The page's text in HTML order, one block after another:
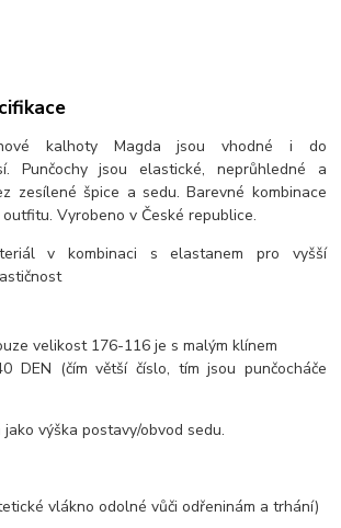
kalhoty Magda jsou vhodné i do
Punčochy jsou elastické, neprůhledné a
zesílené špice a sedu. Barevné kombinace
Vyrobeno v České republice.
v kombinaci s elastanem pro vyšší
velikost 176-116 je s malým klínem
DEN (čím větší číslo, tím jsou punčocháče
výška postavy/obvod sedu.
vlákno odolné vůči odřeninám a trhání)